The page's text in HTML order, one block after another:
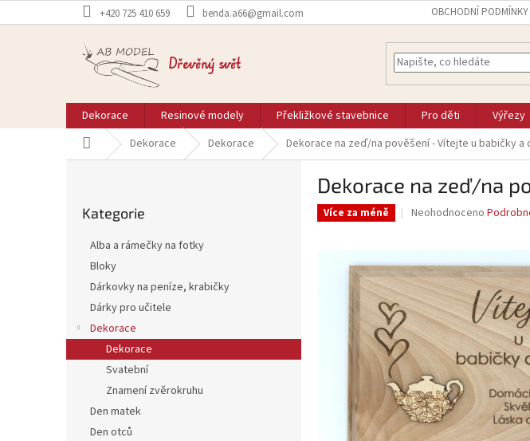
na
+420 725 410 659 benda.a66@gmail.com OBCHODNÍ PODMÍNKY
Dřevěný svět
Dekorace Resinové modely Překližkové stavebnice Pro děti Výřezy
Domů Dekorace Dekorace Dekorace na zeď/na pověšení - Vítejte u babičky a
a
n
kategorie
Kategorie
Alba a rámečky na fotky
Bloky
Dárkovky na peníze, krabičky
Dárky pro učitele
Dekorace
Dekorace
Svatební
Znamení zvěrokruhu
Den matek
Den otců
Dekorace na zeď/na
Více za méně
Průměrné
0,0
5
hvězdiček.
Neohodnoceno